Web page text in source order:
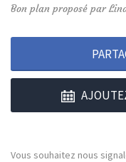
Bon plan proposé par
Vous souhaitez nous